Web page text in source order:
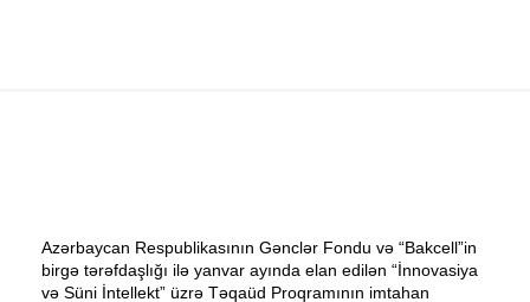
Azərbaycan Respublikasının Gənclər Fondu və “Bakcell”in
birgə tərəfdaşlığı ilə yanvar ayında elan edilən “İnnovasiya
və Süni İntellekt” üzrə Təqaüd Proqramının imtahan